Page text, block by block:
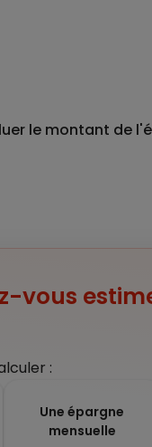
le montant de
vous
:
Une épargne
mensuelle